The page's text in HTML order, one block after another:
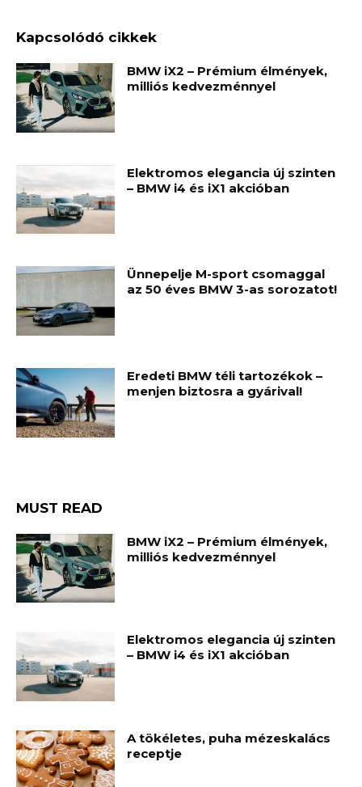
Kapcsolódó cikkek
BMW iX2 – Prémium élmények,
milliós kedvezménnyel
Elektromos elegancia új szinten
– BMW i4 és iX1 akcióban
Ünnepelje M-sport csomaggal
az 50 éves BMW 3-as sorozatot!
Eredeti BMW téli tartozékok –
menjen biztosra a gyárival!
MUST READ
BMW iX2 – Prémium élmények,
milliós kedvezménnyel
Elektromos elegancia új szinten
– BMW i4 és iX1 akcióban
A tökéletes, puha mézeskalács
receptje